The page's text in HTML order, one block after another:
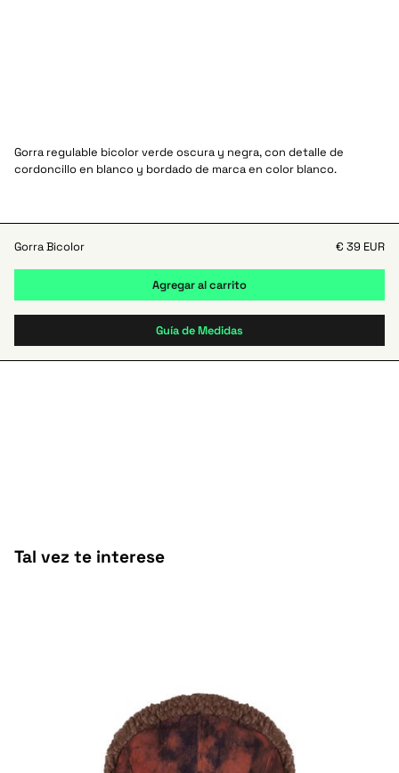
Gorra regulable bicolor verde oscura y negra, con detalle de
cordoncillo en blanco y bordado de marca en color blanco.
Gorra Bicolor € 39 EUR
Guía de Medidas
Tal vez te interese